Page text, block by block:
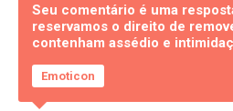
Seu comentário é uma
reservamos o direito de
contenham assédio e
Emoticon